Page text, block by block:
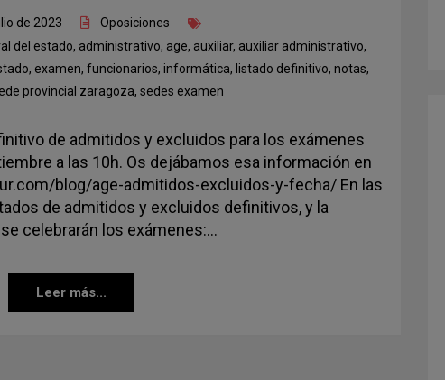
de 2023
Oposiciones
del estado, administrativo, age, auxiliar, auxiliar administrativo,
, examen, funcionarios, informática, listado definitivo, notas,
provincial zaragoza, sedes examen
de admitidos y excluidos para los exámenes
a las 10h. Os dejábamos esa información en
blog/age-admitidos-excluidos-y-fecha/ En las
de admitidos y excluidos definitivos, y la
celebrarán los exámenes:…
Leer más...